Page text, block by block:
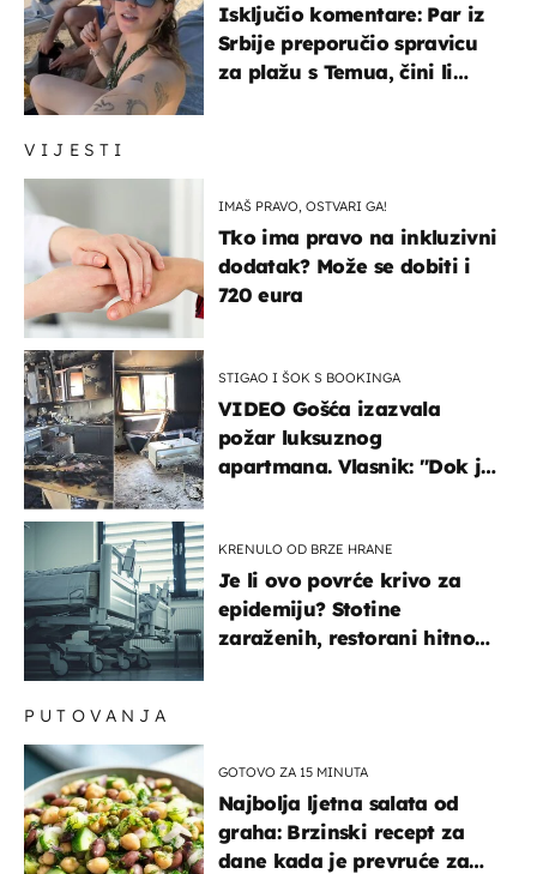
VIJESTI
IMAŠ PRAVO, OSTVARI GA!
Tko ima pravo na inkluzivni
dodatak? Može se dobiti i
720 eura
STIGAO I ŠOK S BOOKINGA
VIDEO Gošća izazvala
požar luksuznog
apartmana. Vlasnik: "Dok je
KRENULO OD BRZE HRANE
Je li ovo povrće krivo za
epidemiju? Stotine
zaraženih, restorani hitno
Isključio komentare: Par iz
Srbije preporučio spravicu
za plažu s Temua, čini li
PUTOVANJA
GOTOVO ZA 15 MINUTA
Najbolja ljetna salata od
graha: Brzinski recept za
dane kada je prevruće za